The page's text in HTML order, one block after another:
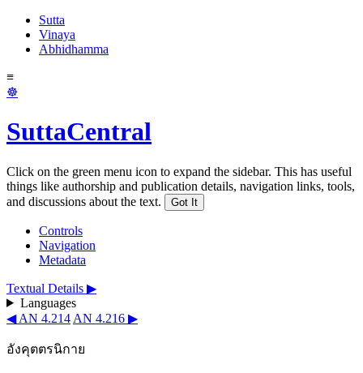
Sutta
Vinaya
Abhidhamma
≡
☸
SuttaCentral
Click on the green menu icon to expand the sidebar. This has useful
things like authorship and publication details, navigation links, tools,
and discussions about the text.
Got It
Controls
Navigation
Metadata
Textual Details ▶
Languages
◀ AN 4.214 AN 4.216 ▶
อังคุตตรนิกาย